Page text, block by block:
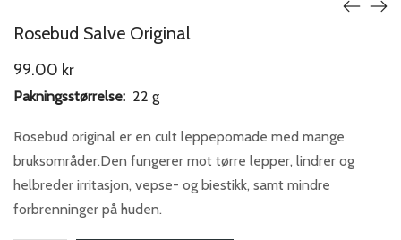
Rosebud Salve Original
99.00 kr
Pakningsstørrelse: 22 g
Rosebud original er en cult leppepomade med mange
bruksområder.Den fungerer mot tørre lepper, lindrer og
helbreder irritasjon, vepse- og biestikk, samt mindre
forbrenninger på huden.